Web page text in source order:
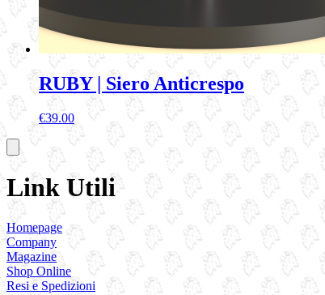
RUBY | Siero Anticrespo
€39.00
Link Utili
Homepage
Company
Magazine
Shop Online
Resi e Spedizioni